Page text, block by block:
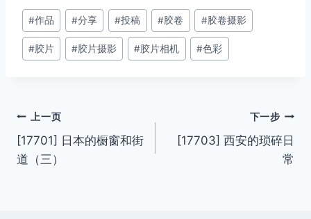
文
章
标
#作品 #分享 #投稿 #胶卷 #胶卷摄影
#胶片 #胶片摄影 #胶片相机 #色彩
文
章
上一页
[17701] 日本的橱窗和街
道（三）
下一步
[17703] 西安的琐碎日
常